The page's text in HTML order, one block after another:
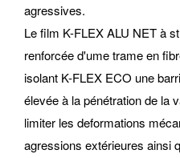
agressives.
Le film K-FLEX ALU NET à
renforcée d'ume trame en
isolant K-FLEX ECO une
élevée à la pénétration de la
limiter les deformations
agressions extérieures ainsi